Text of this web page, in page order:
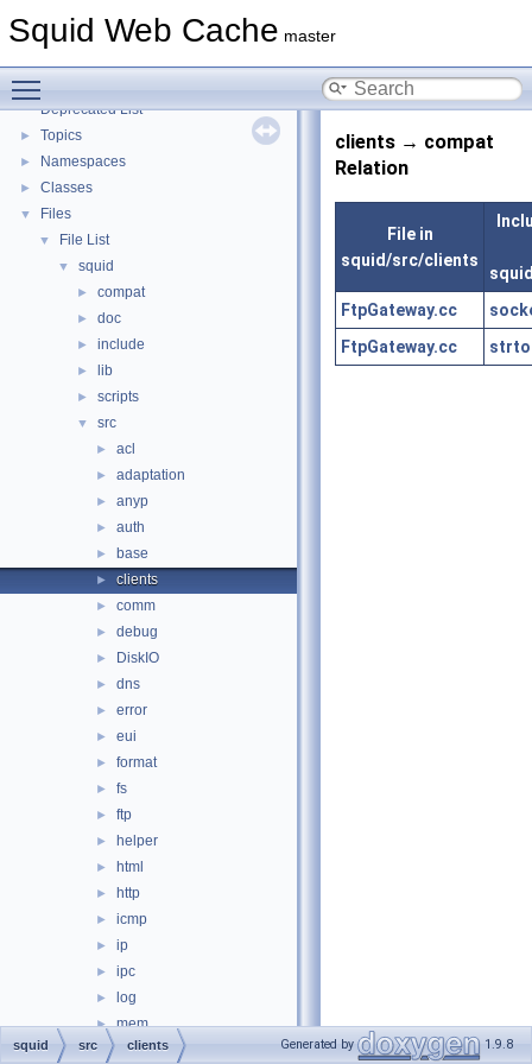
Squid Web Cache master
Flow of a Typical Request
►
Deprecated List
► Topics
► Namespaces
► Classes
▼ Files
▼ File List
▼ squid
► compat
► doc
► include
► lib
► scripts
▼ src
► acl
► adaptation
► anyp
► auth
► base
► clients
► comm
► debug
► DiskIO
► dns
► error
► eui
► format
► fs
► ftp
► helper
► html
► http
► icmp
► ip
► ipc
► log
► mem
► mgr
clients → compat
Relation
File in
squid/src/clients
FtpGateway.cc
FtpGateway.cc
squid src clients Generated by 1.9.8